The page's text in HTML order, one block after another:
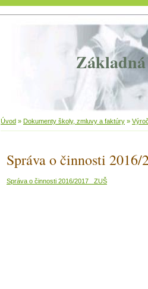
Základná
Úvod » Dokumenty školy, zmluvy a faktúry »
Správa o činnosti 2016/
Správa o činnosti 2016/2017 ZUŠ